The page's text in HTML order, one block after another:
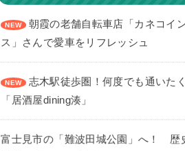
朝霞の老舗自転車店「カネコイ
ス」さんで愛車をリフレッシュ
志木駅徒歩圏！何度でも通いた
「居酒屋dining湊」
富士見市の「難波田城公園」へ！ 歴